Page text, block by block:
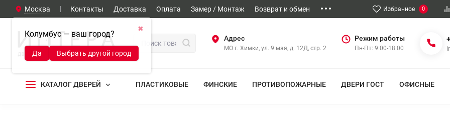
Москва
✖
Колумбус — ваш город?
Да Выбрать другой город
Контакты Доставка Оплата Замер / Монтаж Возврат и обмен Избранное 0
Адрес
МО г. Химки, ул. 9 мая, д. 12Д, стр. 2
Режим работы
Пн-Пт: 9:00-18:00
КАТАЛОГ ДВЕРЕЙ ПЛАСТИКОВЫЕ ФИНСКИЕ ПРОТИВОПОЖАРНЫЕ ДВЕРИ ГОСТ ОФИСНЫЕ